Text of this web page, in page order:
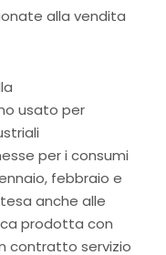
alla vendita
usato per
per i consumi
febbraio e
anche alle
prodotta con
contratto servizio